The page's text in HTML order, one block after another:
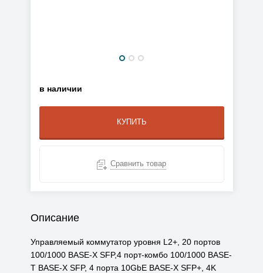
в наличии
КУПИТЬ
Сравнить товар
Описание
Управляемый коммутатор уровня L2+, 20 портов
100/1000 BASE-X SFP,4 порт-комбо 100/1000 BASE-
T BASE-X SFP, 4 порта 10GbE BASE-X SFP+, 4K